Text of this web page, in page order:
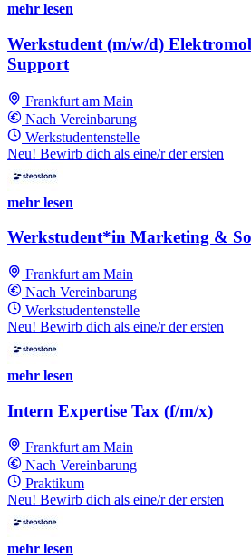
mehr lesen
Werkstudent (m/w/d)
Support
Frankfurt am Main
Nach Vereinbarung
Werkstudentenstelle
Neu! Bewirb dich als eine/r der ersten
mehr lesen
Werkstudent*in Marketing &
Frankfurt am Main
Nach Vereinbarung
Werkstudentenstelle
Neu! Bewirb dich als eine/r der ersten
mehr lesen
Intern Expertise Tax (f/m/x)
Frankfurt am Main
Nach Vereinbarung
Praktikum
Neu! Bewirb dich als eine/r der ersten
mehr lesen